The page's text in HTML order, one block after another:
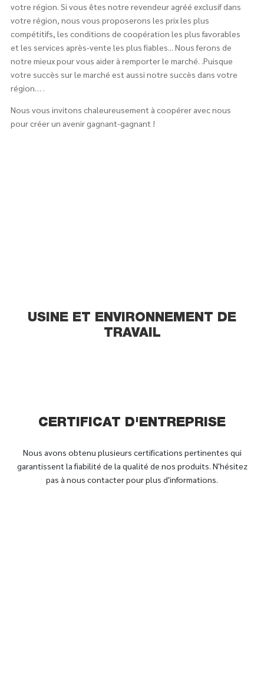
votre région. Si vous êtes notre revendeur agréé exclusif dans
votre région, nous vous proposerons les prix les plus
compétitifs, les conditions de coopération les plus favorables
et les services après-vente les plus fiables... Nous ferons de
notre mieux pour vous aider à remporter le marché. .Puisque
votre succès sur le marché est aussi notre succès dans votre
région… .
Nous vous invitons chaleureusement à coopérer avec nous
pour créer un avenir gagnant-gagnant !
USINE ET ENVIRONNEMENT DE
TRAVAIL
CERTIFICAT D'ENTREPRISE
Nous avons obtenu plusieurs certifications pertinentes qui
garantissent la fiabilité de la qualité de nos produits. N'hésitez
pas à nous contacter pour plus d'informations.